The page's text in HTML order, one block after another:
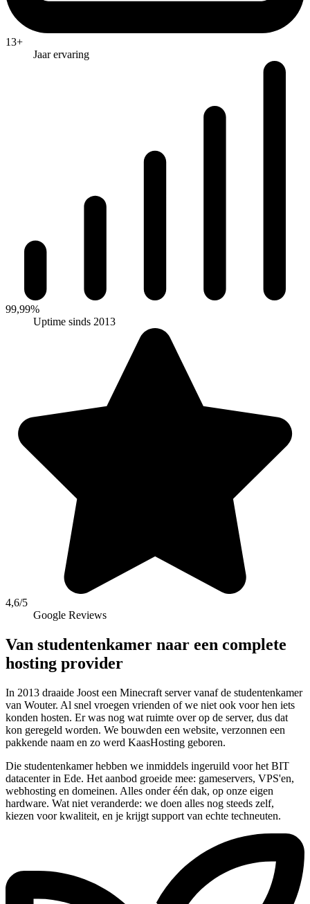
13+
Jaar ervaring
99,99%
Uptime sinds 2013
4,6/5
Google Reviews
Van studentenkamer naar een complete
hosting provider
In 2013 draaide Joost een Minecraft server vanaf de studentenkamer
van Wouter. Al snel vroegen vrienden of we niet ook voor hen iets
konden hosten. Er was nog wat ruimte over op de server, dus dat
kon geregeld worden. We bouwden een website, verzonnen een
pakkende naam en zo werd KaasHosting geboren.
Die studentenkamer hebben we inmiddels ingeruild voor het BIT
datacenter in Ede. Het aanbod groeide mee: gameservers, VPS'en,
webhosting en domeinen. Alles onder één dak, op onze eigen
hardware. Wat niet veranderde: we doen alles nog steeds zelf,
kiezen voor kwaliteit, en je krijgt support van echte techneuten.